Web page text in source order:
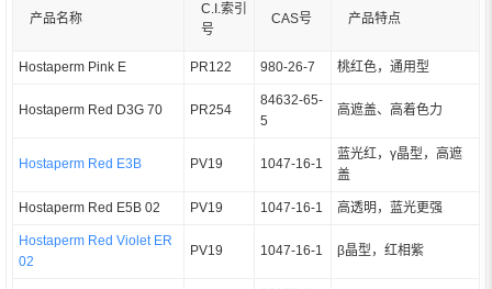
产品名称
C.I.索引
号
CAS号 产品特点
Hostaperm Pink E PR122 980-26-7 桃红色，通用型
Hostaperm Red D3G 70 PR254
84632-65-
5
高遮盖、高着色力
Hostaperm Red E3B PV19 1047-16-1
蓝光红，γ晶型，高遮
盖
Hostaperm Red E5B 02 PV19 1047-16-1 高透明，蓝光更强
Hostaperm Red Violet ER
02
PV19 1047-16-1 β晶型，红相紫